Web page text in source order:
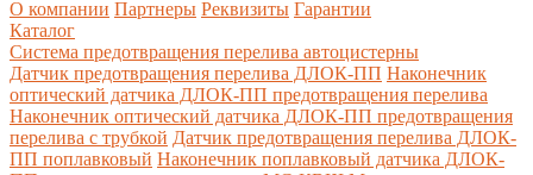
О компании Партнеры Реквизиты Гарантии
Каталог
Система предотвращения перелива автоцистерны
Датчик предотвращения перелива ДЛОК-ПП Наконечник
оптический датчика ДЛОК-ПП предотвращения перелива
Наконечник оптический датчика ДЛОК-ПП предотвращения
перелива с трубкой Датчик предотвращения перелива ДЛОК-
ПП поплавковый Наконечник поплавковый датчика ДЛОК-